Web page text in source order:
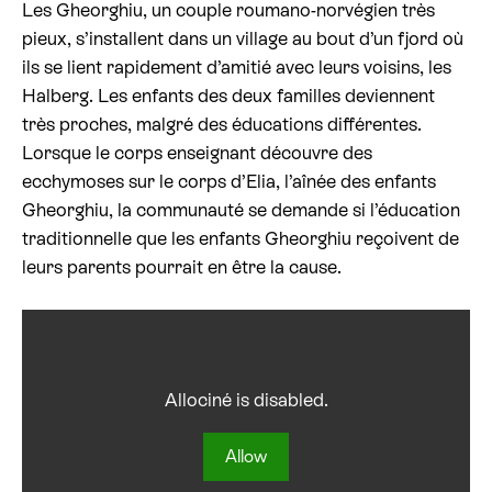
Billetterie cinéma
Rechercher
Les Gheorghiu, un couple roumano-norvégien très
pieux, s’installent dans un village au bout d’un fjord où
ils se lient rapidement d’amitié avec leurs voisins, les
Halberg. Les enfants des deux familles deviennent
très proches, malgré des éducations différentes.
Lorsque le corps enseignant découvre des
ecchymoses sur le corps d’Elia, l’aînée des enfants
Gheorghiu, la communauté se demande si l’éducation
traditionnelle que les enfants Gheorghiu reçoivent de
leurs parents pourrait en être la cause.
Allociné is disabled.
Allow
e
n
t
t
s
u
v
a
n
t